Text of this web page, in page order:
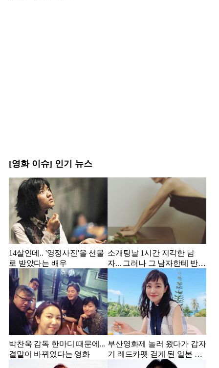
[영화 이슈] 인기 뉴스
14살인데.. '영정사진'을 선물
로 받았다는 배우
소개팅날 1시간 지각한 남
자... 그러나 그 남자한테 반해
서 결혼한 미스코리아
박찬욱 감독 한마디 때문에...
결말이 바뀌었다는 영화
부산영화제 놀러 왔다가 갑자
기 레드카펫 걷게 된 일본 여